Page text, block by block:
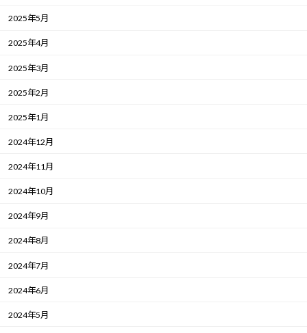
2025年5月
2025年4月
2025年3月
2025年2月
2025年1月
2024年12月
2024年11月
2024年10月
2024年9月
2024年8月
2024年7月
2024年6月
2024年5月